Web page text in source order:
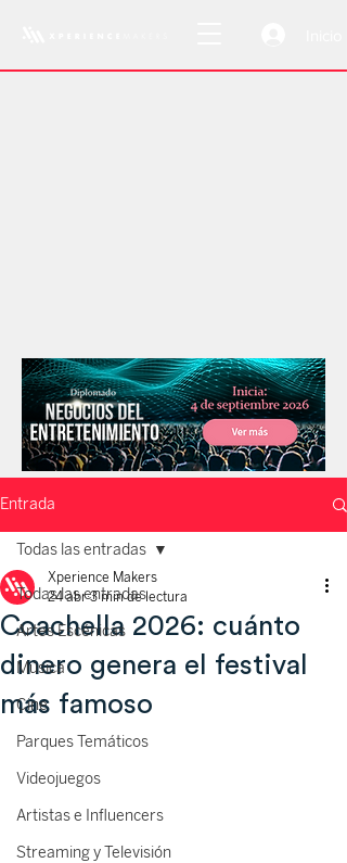
Entrada
Todas las entradas
Artes Escénicas
Música
Cine
Parques Temáticos
Videojuegos
Artistas e Influencers
Streaming y Televisión
Todas las entradas
Coachella 2026: cuánto
dinero genera el festival
más famoso
Xperience Makers
24 abr 3 min de lectura